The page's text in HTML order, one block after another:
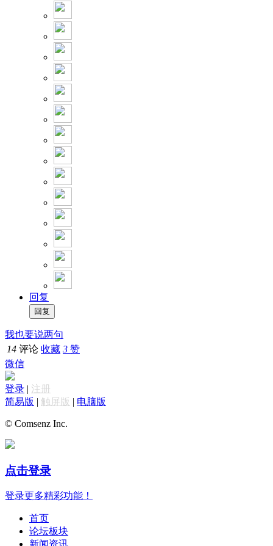
回复
我也要说两句
14 评论 收藏 3 赞
微信
登录 | 注册
简易版 | 触屏版 | 电脑版
© Comsenz Inc.
点击登录
登录更多精彩功能！
首页
论坛板块